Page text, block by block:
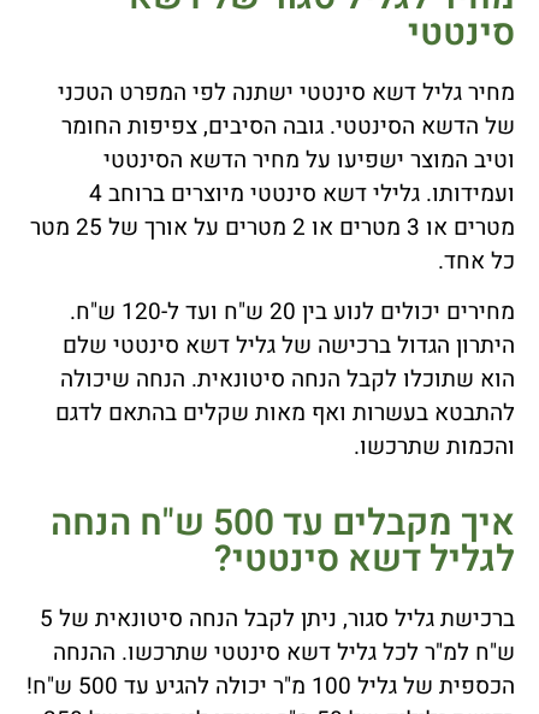
סינטטי
מחיר גליל דשא סינטטי ישתנה לפי המפרט הטכני
של הדשא הסינטטי. גובה הסיבים, צפיפות החומר
וטיב המוצר ישפיעו על מחיר הדשא הסינטטי
ועמידותו. גלילי דשא סינטטי מיוצרים ברוחב 4
מטרים או 3 מטרים או 2 מטרים על אורך של 25 מטר
כל אחד.
מחירים יכולים לנוע בין 20 ש"ח ועד ל-120 ש"ח.
היתרון הגדול ברכישה של גליל דשא סינטטי שלם
הוא שתוכלו לקבל הנחה סיטונאית. הנחה שיכולה
להתבטא בעשרות ואף מאות שקלים בהתאם לדגם
והכמות שתרכשו.
איך מקבלים עד 500 ש"ח הנחה
לגליל דשא סינטטי?
ברכישת גליל סגור, ניתן לקבל הנחה סיטונאית של 5
ש"ח למ"ר לכל גליל דשא סינטטי שתרכשו. ההנחה
הכספית של גליל 100 מ"ר יכולה להגיע עד 500 ש"ח!